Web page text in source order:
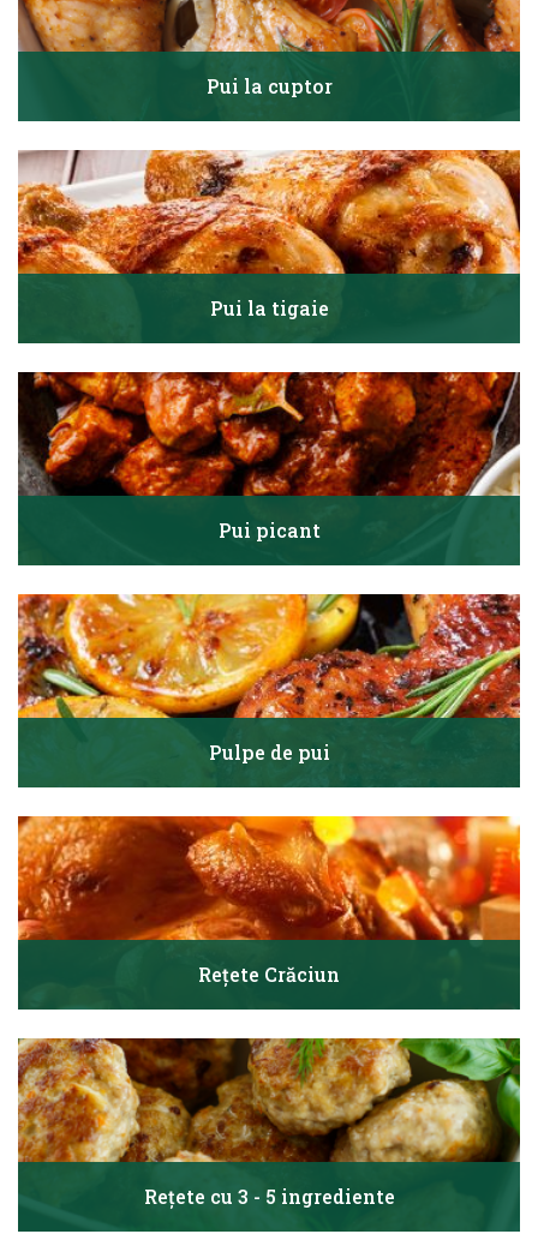
Pui la cuptor
Pui la tigaie
Pui picant
Pulpe de pui
Rețete Crăciun
Rețete cu 3 - 5 ingrediente